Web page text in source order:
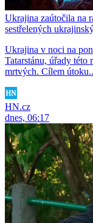
Ukrajina zaútočila na
sestřelených
Ukrajina v noci na
Tatarstánu, úřady této
mrtvých. Cílem
HN.cz
dnes, 06:17